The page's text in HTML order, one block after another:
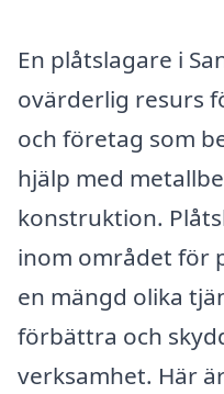
En plåtslagare i
ovärderlig resurs
och företag som
hjälp med
konstruktion.
inom området för
en mängd olika
förbättra och
verksamhet. Här